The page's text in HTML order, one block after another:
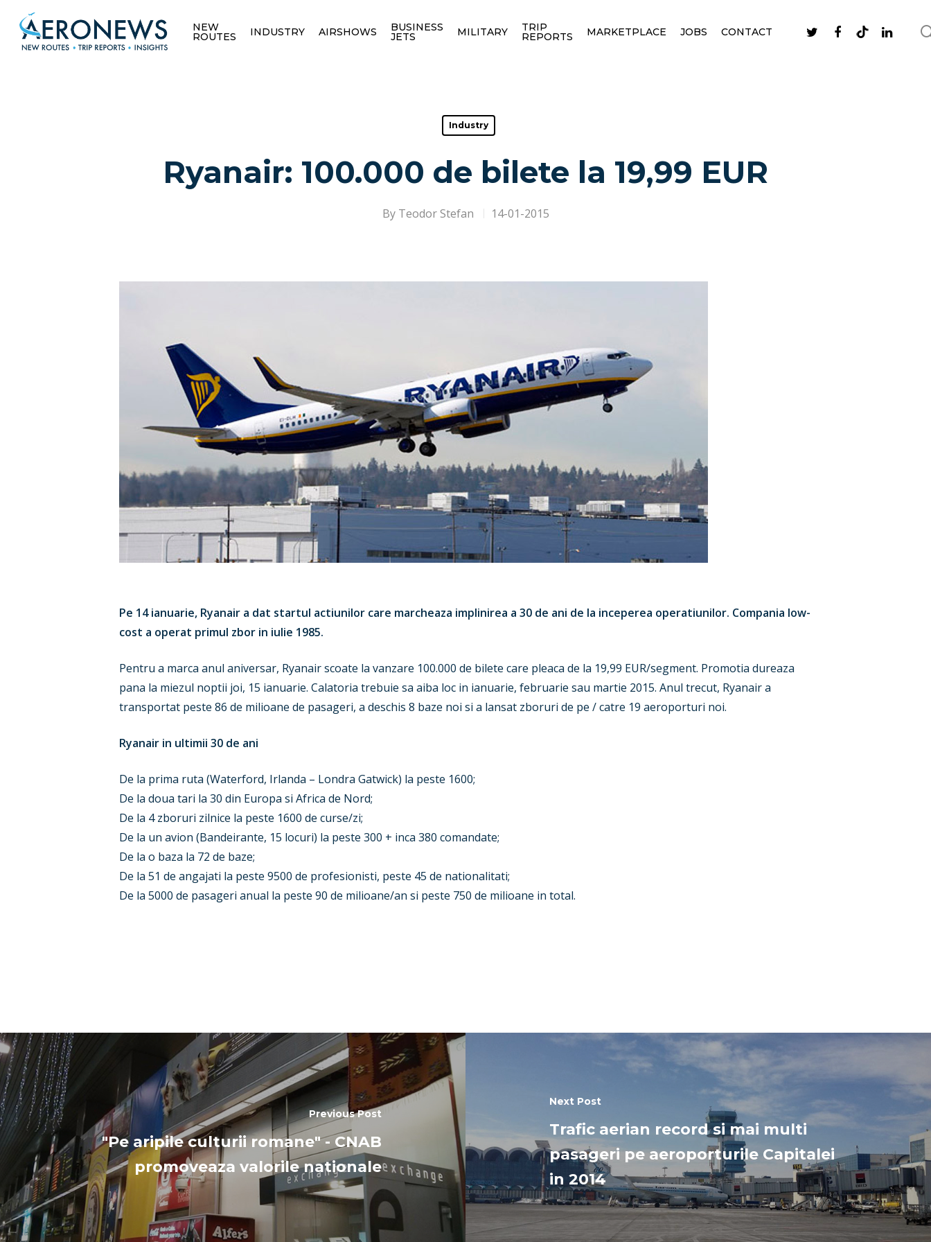
NEW
ROUTES INDUSTRY AIRSHOWS BUSINESS
JETS MILITARY TRIP
REPORTS MARKETPLACE JOBS CONTACT
Industry
Ryanair: 100.000 de bilete la 19,99 EUR
By Teodor Stefan 14-01-2015
Pe 14 ianuarie, Ryanair a dat startul actiunilor care marcheaza implinirea a 30 de ani de la inceperea operatiunilor. Compania low-
cost a operat primul zbor in iulie 1985.
Pentru a marca anul aniversar, Ryanair scoate la vanzare 100.000 de bilete care pleaca de la 19,99 EUR/segment. Promotia dureaza
pana la miezul noptii joi, 15 ianuarie. Calatoria trebuie sa aiba loc in ianuarie, februarie sau martie 2015. Anul trecut, Ryanair a
transportat peste 86 de milioane de pasageri, a deschis 8 baze noi si a lansat zboruri de pe / catre 19 aeroporturi noi.
Ryanair in ultimii 30 de ani
De la prima ruta (Waterford, Irlanda – Londra Gatwick) la peste 1600;
De la doua tari la 30 din Europa si Africa de Nord;
De la 4 zboruri zilnice la peste 1600 de curse/zi;
De la un avion (Bandeirante, 15 locuri) la peste 300 + inca 380 comandate;
De la o baza la 72 de baze;
De la 51 de angajati la peste 9500 de profesionisti, peste 45 de nationalitati;
De la 5000 de pasageri anual la peste 90 de milioane/an si peste 750 de milioane in total.
Previous Post
"Pe aripile culturii romane" - CNAB
promoveaza valorile nationale
Next Post
Trafic aerian record si mai multi
pasageri pe aeroporturile Capitalei
in 2014